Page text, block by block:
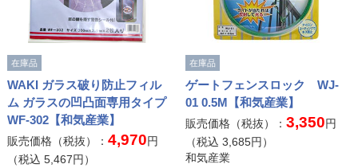
在庫品
WAKI ガラス破り防止フィル
ム ガラスの凹凸面専用タイプ
WF-302【和気産業】
販売価格（税抜）： 4,970円
（税込 5,467円）
在庫品
ゲートフェンスロック WJ-
01 0.5M【和気産業】
販売価格（税抜）：3,350円
（税込3,685円）
和気産業